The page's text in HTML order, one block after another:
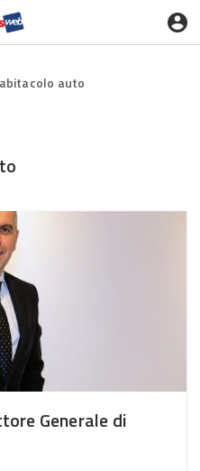
auto
Generale di